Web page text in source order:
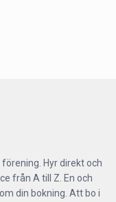
Hyr direkt och
från A till Z. En och
din bokning. Att bo i